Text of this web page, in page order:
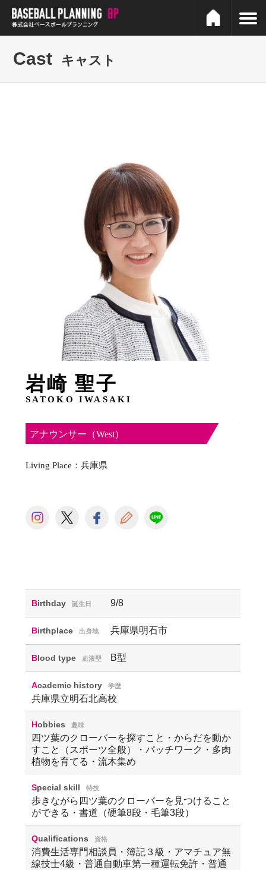
Cast キャスト
岩崎 聖子
SATOKO IWASAKI
アナウンサー（West）
Living Place：兵庫県
Birthday 誕生日 9/8
Birthplace 出身地 兵庫県明石市
Blood type 血液型 B型
Academic history 学歴
兵庫県立明石北高校
Hobbies 趣味
四ツ葉のクローバーを探すこと・からだを動か
すこと（スポーツ全般）・パッチワーク・多肉
植物を育てる・流木集め
Special skill 特技
歩きながら四ツ葉のクローバーを見つけること
ができる・書道（硬筆8段・毛筆3段）
Qualifications 資格
消費生活専門相談員・簿記３級・アマチュア無
線技士4級・普通自動車第一種運転免許・普通